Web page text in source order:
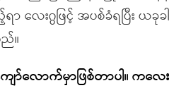
လေးဂွဖြင့် အပစ်ခံရပြီး
။
ော်လောက်မှာဖြစ်တာပါ။ က